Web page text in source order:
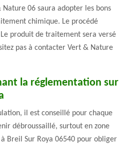
06 saura adopter les bons
chimique. Le procédé
produit de traitement sera versé
pas à contacter Vert & Nature
la réglementation sur
il est conseillé pour chaque
débroussaillé, surtout en zone
Breil Sur Roya 06540 pour obliger